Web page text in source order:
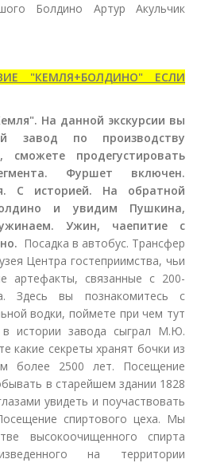
Болдино Артур Акульчик
"КЕМЛЯ+БОЛДИНО" ЕСЛИ
На данной экскурсии вы
завод по производству
, сможете продегустировать
Фуршет включен.
С историей. На обратной
и увидим Пушкина,
Ужин, чаепитие с
Посадка в автобус. Трансфер
Центра гостеприимства, чьи
артефакты, связанные с 200-
Здесь вы познакомитесь с
водки, поймете при чем тут
истории завода сыграл М.Ю.
какие секреты хранят бочки из
более 2500 лет. Посещение
в старейшем здании 1828
увидеть и поучаствовать
спиртового цеха. Мы
высокоочищенного спирта
на территории